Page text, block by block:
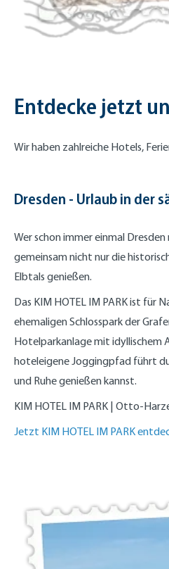
Entdecke jetzt
Wir haben zahlreiche Hotels,
Dresden - Urlaub in der
Wer schon immer einmal
gemeinsam nicht nur die
Elbtals genießen.
Das KIM HOTEL IM PARK ist
ehemaligen Schlosspark der
Hotelparkanlage mit idyllischem
hoteleigene Joggingpfad führt
und Ruhe genießen kannst.
KIM HOTEL IM PARK | Otto-
Jetzt KIM HOTEL IM PARK